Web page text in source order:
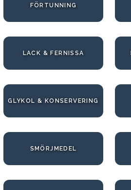
FÖRTUNNING
LACK & FERNISSA
GLYKOL & KONSERVERING
SMÖRJMEDEL